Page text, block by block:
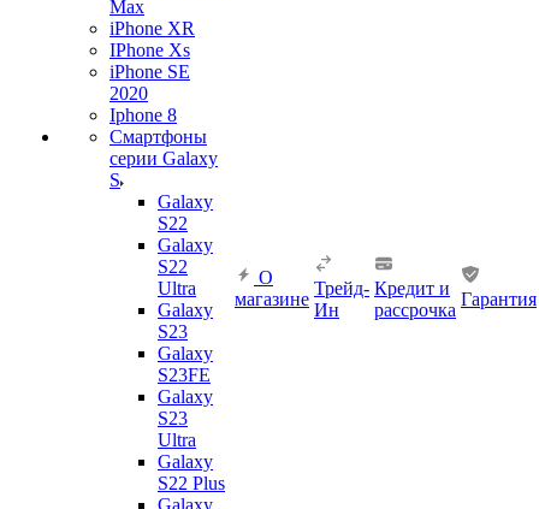
Max
iPhone XR
IPhone Xs
iPhone SE
2020
Iphone 8
Смартфоны
серии Galaxy
S
Galaxy
S22
Galaxy
S22
Ultra
Galaxy
S23
Galaxy
S23FE
Galaxy
S23
Ultra
Galaxy
S22 Plus
Galaxy
О
магазине
Трейд-
Ин
Кредит и
рассрочка
Гарантия